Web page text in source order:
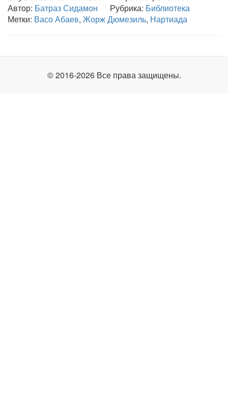
Автор: Батраз Сидамон Рубрика: Библиотека
Метки: Васо Абаев, Жорж Дюмезиль, Нартиада
© 2016-2026 Все права защищены.